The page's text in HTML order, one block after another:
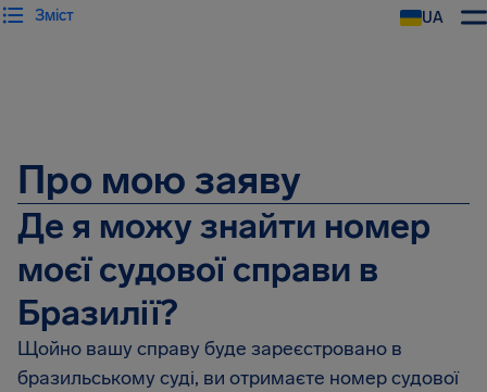
UA
Зміст
Про мою заяву
Де я можу знайти номер
моєї судової справи в
Бразилії?
Щойно вашу справу буде зареєстровано в
бразильському суді, ви отримаєте номер судової